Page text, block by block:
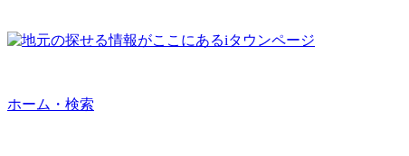
ホーム・検索